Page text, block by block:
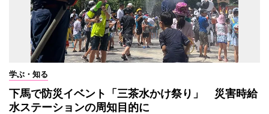
学ぶ・知る
下馬で防災イベント「三茶水かけ祭り」 災害時給
水ステーションの周知目的に